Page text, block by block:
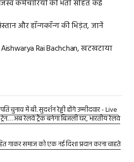
कर्मचारियों की भर्ती सहित कई
और हॉन्गकॉन्ग की भिड़ंत, जानें
Rai Bachchan, खटखटाया
चुनाव में बी. सुदर्शन रेड्डी होंगे उम्मीदवार - Live
अब रेलवे ट्रैक बनेगा बिजली घर, भारतीय रेलवे
गाकर समाज को एक नई दिशा प्रदान करना चाहते